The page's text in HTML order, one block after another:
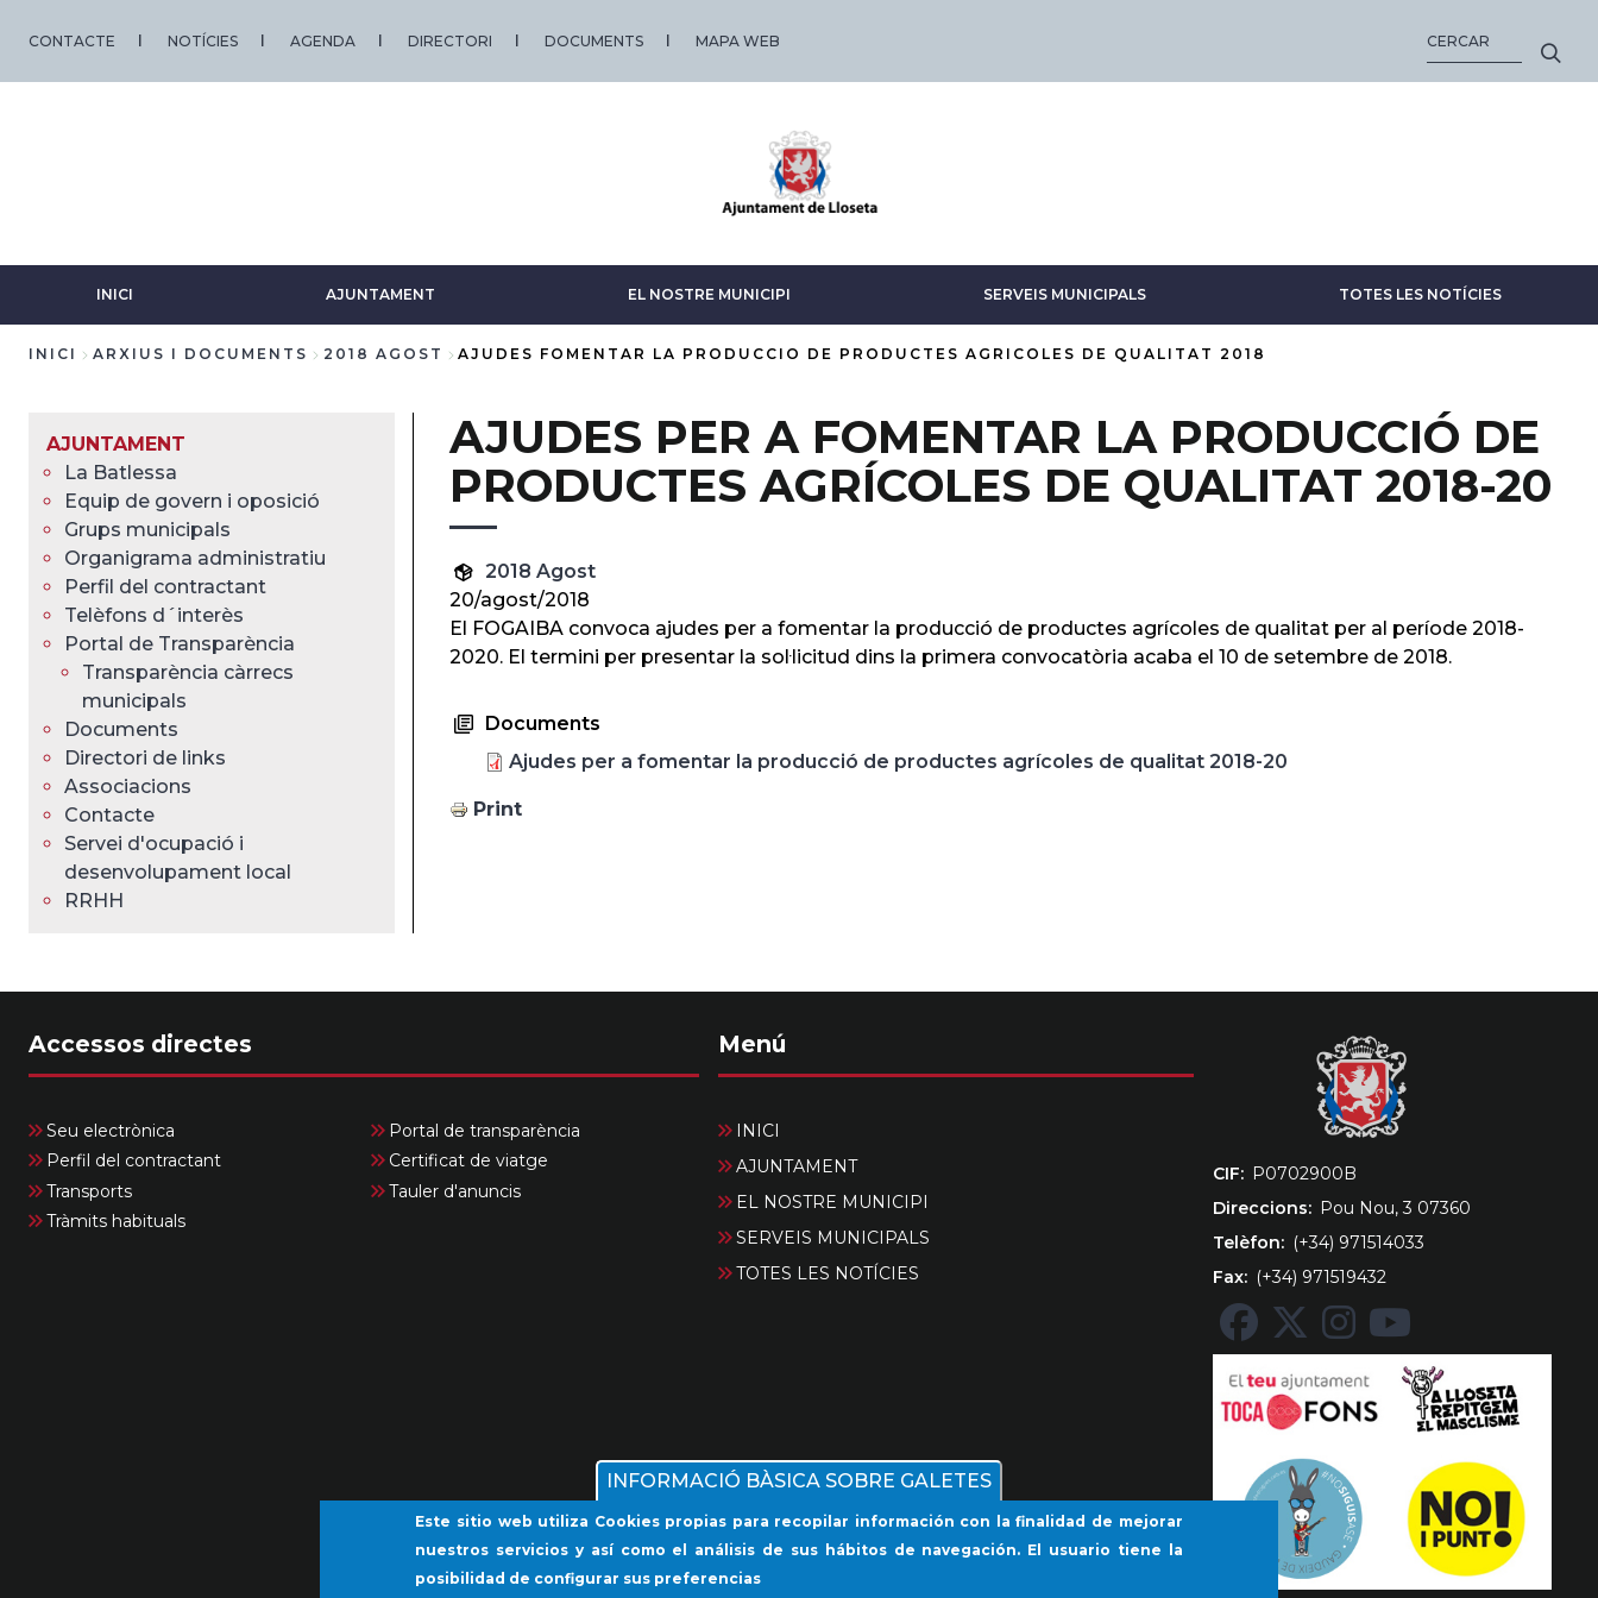
CONTACTE NOTÍCIES AGENDA DIRECTORI DOCUMENTS MAPA WEB
INICI AJUNTAMENT EL NOSTRE MUNICIPI SERVEIS MUNICIPALS TOTES LES NOTÍCIES
d'Ariadna
INICI ARXIUS I DOCUMENTS 2018 AGOST AJUDES FOMENTAR LA PRODUCCIO DE PRODUCTES AGRICOLES DE QUALITAT 2018
AJUNTAMENT
La Batlessa
Equip de govern i oposició
Grups municipals
Organigrama administratiu
Perfil del contractant
Telèfons d´interès
Portal de Transparència
Transparència càrrecs
municipals
Documents
Directori de links
Associacions
Contacte
Servei d'ocupació i
desenvolupament local
RRHH
AJUDES PER A FOMENTAR LA PRODUCCIÓ DE
PRODUCTES AGRÍCOLES DE QUALITAT 2018-20
2018 Agost
20/agost/2018
El FOGAIBA convoca ajudes per a fomentar la producció de productes agrícoles de qualitat per al període 2018-
2020. El termini per presentar la sol·licitud dins la primera convocatòria acaba el 10 de setembre de 2018.
Documents
Ajudes per a fomentar la producció de productes agrícoles de qualitat 2018-20
Print
Accessos directes
Seu electrònica
Portal de transparència
Perfil del contractant
Certificat de viatge
Transports
Tauler d'anuncis
Tràmits habituals
Menú
INICI
AJUNTAMENT
EL NOSTRE MUNICIPI
SERVEIS MUNICIPALS
TOTES LES NOTÍCIES
CIF
‎P0702900B
Direccions
Pou Nou, 3 07360
Telèfon
(+34) 971514033
Fax
(+34) 971519432
INFORMACIÓ BÀSICA SOBRE GALETES
Este sitio web utiliza Cookies propias para recopilar información con la finalidad de mejorar
nuestros servicios y así como el análisis de sus hábitos de navegación. El usuario tiene la
posibilidad de configurar sus preferencias